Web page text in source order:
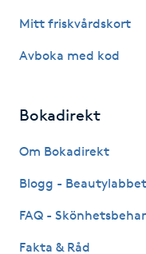
IPL
IR-massage
Japansk massage
K18
Mitt friskvårdskort
Avboka med kod
Bokadirekt
Om Bokadirekt
Blogg - Beautylabbet
FAQ -
Fakta & Råd